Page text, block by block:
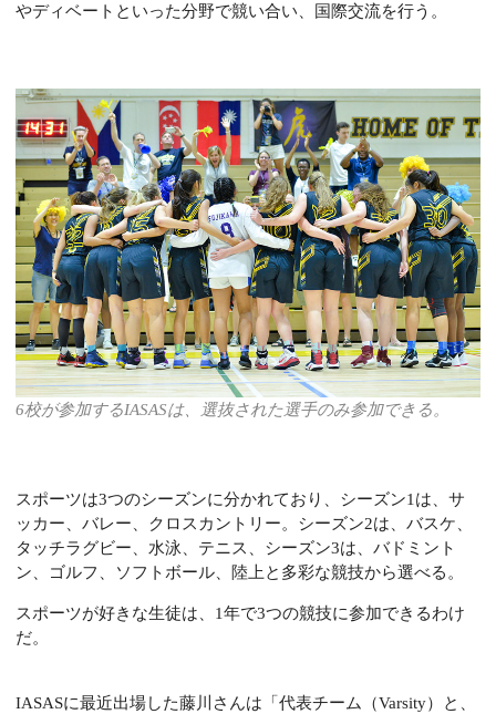
やディベートといった分野で競い合い、国際交流を行う。
6校が参加するIASASは、選抜された選手のみ参加できる。
スポーツは3つのシーズンに分かれており、シーズン1は、サ
ッカー、バレー、クロスカントリー。シーズン2は、バスケ、
タッチラグビー、水泳、テニス、シーズン3は、バドミント
ン、ゴルフ、ソフトボール、陸上と多彩な競技から選べる。
スポーツが好きな生徒は、1年で3つの競技に参加できるわけ
だ。
IASASに最近出場した藤川さんは「代表チーム（Varsity）と、